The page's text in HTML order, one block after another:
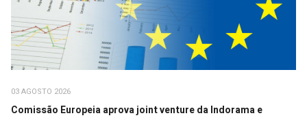
03 AGOSTO 2026
Comissão Europeia aprova joint venture da Indorama e